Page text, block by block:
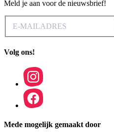
Meld je aan voor de nieuwsbrief!
Volg ons!
Mede mogelijk gemaakt door